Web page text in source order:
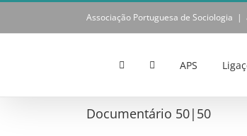
Skip
content
Associação Portuguesa de Sociologia |
APS
Documentário 50|50